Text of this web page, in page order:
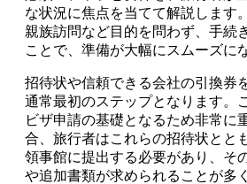
な状況に焦点を当てて解説します
親族訪問など目的を問わず、手続
ことで、準備が大幅にスムーズに
招待状や信頼できる会社の引換券
通常最初のステップとなります。
ビザ申請の基礎となるため非常に
合、旅行者はこれらの招待状とと
領事館に提出する必要があり、そ
や追加書類が求められることが多